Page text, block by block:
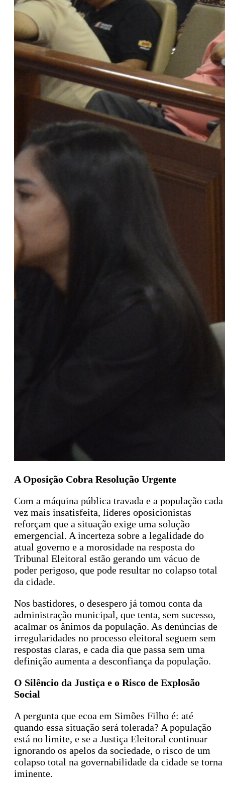
A Oposição Cobra Resolução Urgente
Com a máquina pública travada e a população cada
vez mais insatisfeita, líderes oposicionistas
reforçam que a situação exige uma solução
emergencial. A incerteza sobre a legalidade do
atual governo e a morosidade na resposta do
Tribunal Eleitoral estão gerando um vácuo de
poder perigoso, que pode resultar no colapso total
da cidade.
Nos bastidores, o desespero já tomou conta da
administração municipal, que tenta, sem sucesso,
acalmar os ânimos da população. As denúncias de
irregularidades no processo eleitoral seguem sem
respostas claras, e cada dia que passa sem uma
definição aumenta a desconfiança da população.
O Silêncio da Justiça e o Risco de Explosão
Social
A pergunta que ecoa em Simões Filho é: até
quando essa situação será tolerada? A população
está no limite, e se a Justiça Eleitoral continuar
ignorando os apelos da sociedade, o risco de um
colapso total na governabilidade da cidade se torna
iminente.